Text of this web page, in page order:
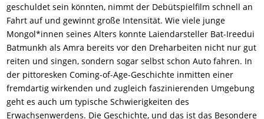
geschuldet sein könnten, nimmt der Debütspielfilm schnell an
Fahrt auf und gewinnt große Intensität. Wie viele junge
Mongol*innen seines Alters konnte Laiendarsteller Bat-Ireedui
Batmunkh als Amra bereits vor den Dreharbeiten nicht nur gut
reiten und singen, sondern sogar selbst schon Auto fahren. In
der pittoresken Coming-of-Age-Geschichte inmitten einer
fremdartig wirkenden und zugleich faszinierenden Umgebung
geht es auch um typische Schwierigkeiten des
Erwachsenwerdens. Die Geschichte, und das ist das Besondere